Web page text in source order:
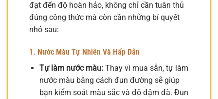
đạt đến độ hoàn hảo, không chỉ cần tuân thủ
đúng công thức mà còn cần những bí quyết
nhỏ sau:
1. Nước Màu Tự Nhiên Và Hấp Dẫn
Tự làm nước màu:Thay vì mua sẵn, tự làm
nước màu bằng cách đun đường sẽ giúp
bạn kiểm soát màu sắc và độ đậm đà. Đun